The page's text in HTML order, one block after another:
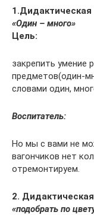
1.Дидактическая
«Один – много»
Цель:
закрепить умение
предметов(один-
словами один,
Воспитатель:
Но мы с вами не
вагончиков нет
отремонтируем.
2.
«подобрать по